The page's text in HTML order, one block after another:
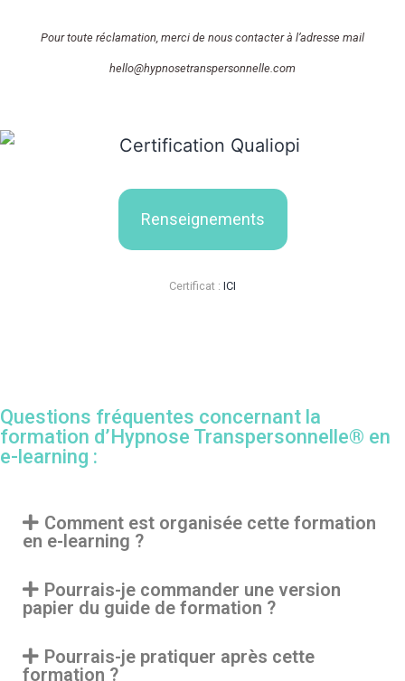
Pour toute réclamation, merci de nous contacter à l’adresse mail
hello@hypnosetranspersonnelle.com
Renseignements
Certificat : ICI
Questions fréquentes concernant la
formation d’Hypnose Transpersonnelle® en
e-learning :
Comment est organisée cette formation
en e-learning ?
Pourrais-je commander une version
papier du guide de formation ?
Pourrais-je pratiquer après cette
formation ?